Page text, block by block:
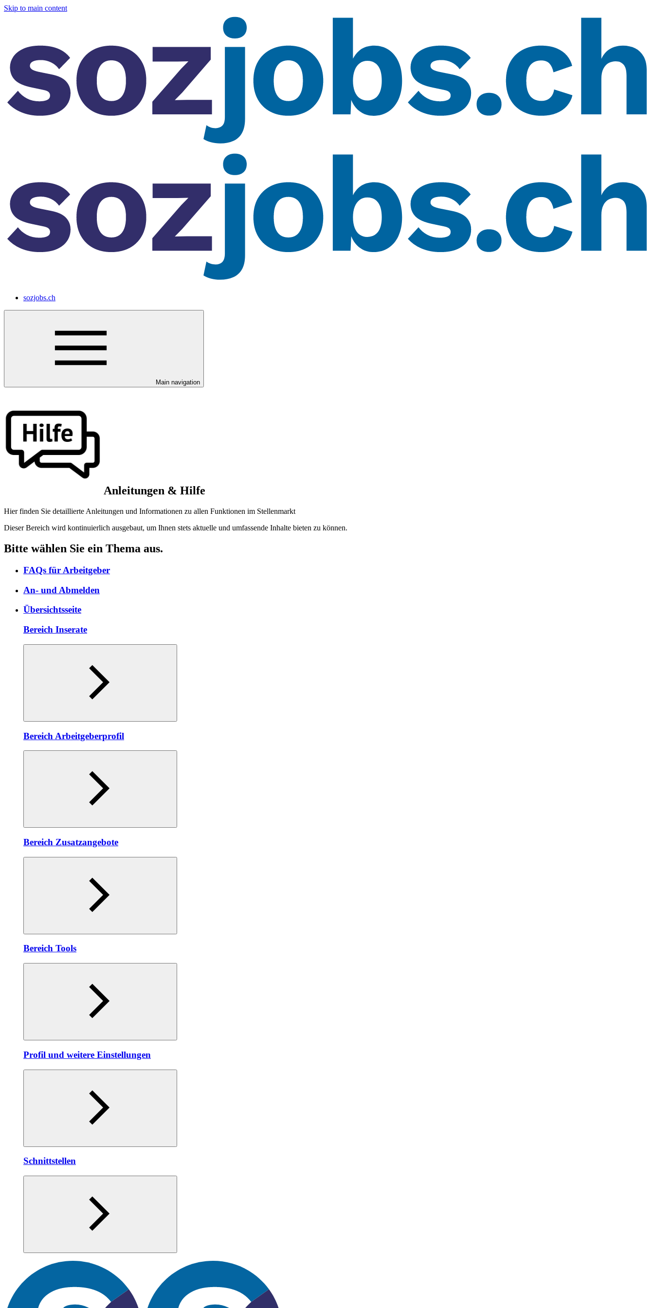
Skip to main content
sozjobs.ch
Main navigation
Anleitungen & Hilfe
Hier finden Sie detaillierte Anleitungen und Informationen zu allen Funktionen im Stellenmarkt
Dieser Bereich wird kontinuierlich ausgebaut, um Ihnen stets aktuelle und umfassende Inhalte bieten zu können.
Bitte wählen Sie ein Thema aus.
FAQs für Arbeitgeber
An- und Abmelden
Übersichtsseite
Bereich Inserate
Bereich Arbeitgeberprofil
Bereich Zusatzangebote
Bereich Tools
Profil und weitere Einstellungen
Schnittstellen